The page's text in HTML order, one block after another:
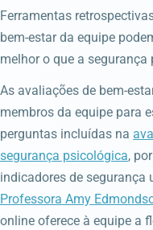
Ferramentas
bem-estar da equipe
melhor o que a
As avaliações de bem-
membros da equipe para
perguntas incluídas na
segurança psicológica,
indicadores de segurança
Professora Amy
online oferece à equipe a